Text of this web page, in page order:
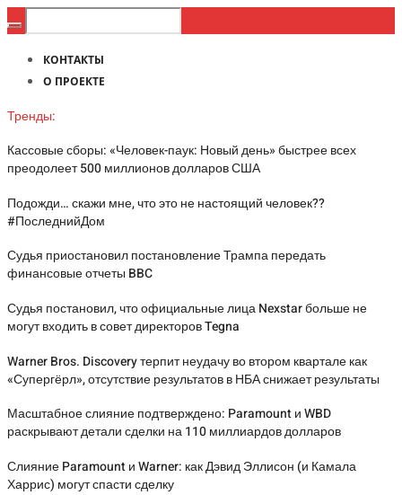
КОНТАКТЫ
О ПРОЕКТЕ
Тренды:
Кассовые сборы: «Человек-паук: Новый день» быстрее всех
преодолеет 500 миллионов долларов США
Подожди… скажи мне, что это не настоящий человек??
#ПоследнийДом
Судья приостановил постановление Трампа передать
финансовые отчеты BBC
Судья постановил, что официальные лица Nexstar больше не
могут входить в совет директоров Tegna
Warner Bros. Discovery терпит неудачу во втором квартале как
«Супергёрл», отсутствие результатов в НБА снижает результаты
Масштабное слияние подтверждено: Paramount и WBD
раскрывают детали сделки на 110 миллиардов долларов
Слияние Paramount и Warner: как Дэвид Эллисон (и Камала
Харрис) могут спасти сделку